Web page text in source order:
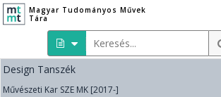
Magyar Tudományos Művek
Tára
Design Tanszék
Művészeti Kar SZE MK [2017-]